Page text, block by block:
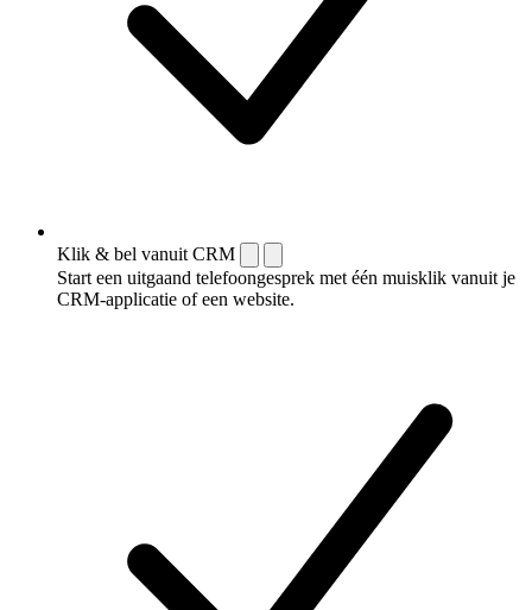
Klik & bel vanuit CRM
Start een uitgaand telefoongesprek met één muisklik vanuit je
CRM-applicatie of een website.